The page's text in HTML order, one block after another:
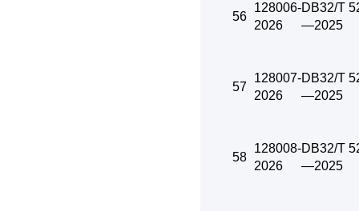
56
128006-
2026
DB32/T
—2025
57
128007-
2026
DB32/T
—2025
58
128008-
2026
DB32/T
—2025